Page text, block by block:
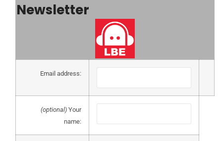
Newsletter
Email address:
(optional) Your
name: